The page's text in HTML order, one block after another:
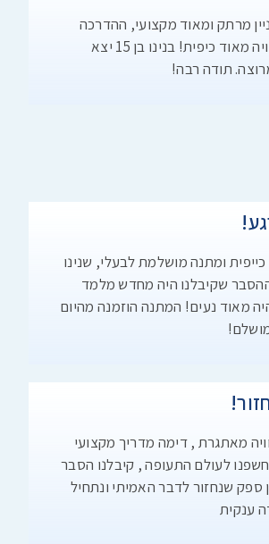
מרתק ומאוד מקצועי, ההדרכה
מפורטת וכל החוויה מאוד כיפית! בנינו בן 15 יצא
תודה רבה!
כייפית ומתנה מושלמת לבעלי, שנינו
שקיבלנו היה מחדש מלמד
מאוד נעים! המתנה הוזמנה מהיום
מאתגרת , דימה מדריך מקצועי
לעולם התעופה , קיבלנו הסבר
ספק שנחזור לדבר האמיתי ונתחיל
ענקית